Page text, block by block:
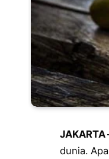
JAKARTA
dunia.